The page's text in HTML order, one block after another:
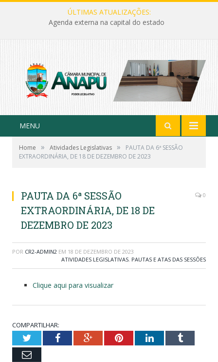
ÚLTIMAS ATUALIZAÇÕES:
Agenda externa na capital do estado
MENU
Home » Atividades Legislativas »
PAUTA DA 6ª SESSÃO
EXTRAORDINÁRIA, DE 18 DE DEZEMBRO DE 2023
PAUTA DA 6ª SESSÃO
EXTRAORDINÁRIA, DE 18 DE
DEZEMBRO DE 2023
0
POR CR2-ADMIN2 EM 18 DE DEZEMBRO DE 2023
ATIVIDADES LEGISLATIVAS, PAUTAS E ATAS DAS SESSÕES
Clique aqui para visualizar
COMPARTILHAR:
TwitterFacebookGoogle+PinterestLinkedInTumblr
Email